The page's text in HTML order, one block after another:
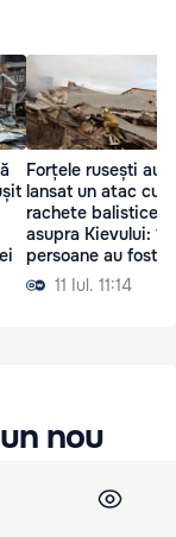
Forțele rusești au
lansat un atac cu
rachete balistice
asupra Kievului: 10
persoane au fost
11 Iul. 11:14
nou